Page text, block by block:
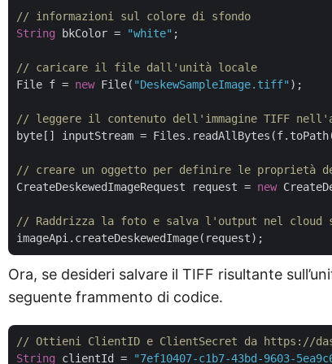
// informazioni sul colore di sfondo
String bkColor = "white" ;
// caricare il file dall'unità locale
File f = new File( "DeskewSampleImage.tiff" );
// leggere il contenuto dell'immagine TIFF
byte[] inputStream =
// creare un oggetto per definire le proprietà
CreateDeskewedImageRequest request = new
// Raddrizza la foto e salva l'output nel cloud
Ora, se desideri salvare il TIFF risultante
seguente frammento di codice.
// Ottieni ClientID e ClientSecret da https://
String clientId = "7ef10407-c1b7-43bd-9603-